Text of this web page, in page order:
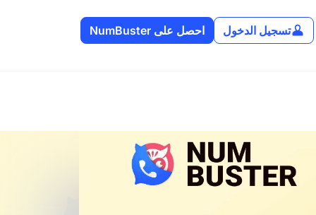
تسجيل الدخول احصل على NumBuster